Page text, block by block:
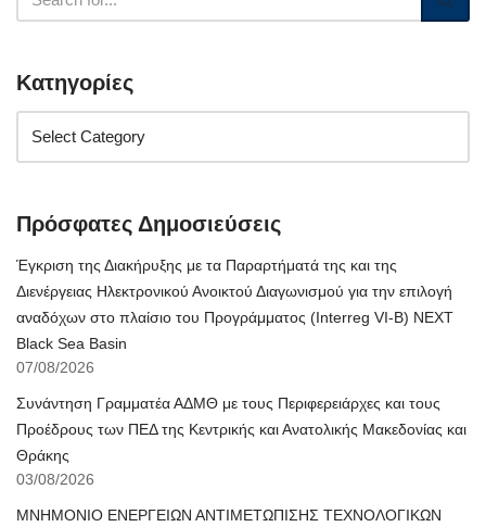
Κατηγορίες
Πρόσφατες Δημοσιεύσεις
Έγκριση της Διακήρυξης με τα Παραρτήματά της και της
Διενέργειας Ηλεκτρονικού Ανοικτού Διαγωνισμού για την επιλογή
αναδόχων στο πλαίσιο του Προγράμματος (Interreg VI-B) NEXT
Black Sea Basin
07/08/2026
Συνάντηση Γραμματέα ΑΔΜΘ με τους Περιφερειάρχες και τους
Προέδρους των ΠΕΔ της Κεντρικής και Ανατολικής Μακεδονίας και
Θράκης
03/08/2026
ΜΝΗΜΟΝΙΟ ΕΝΕΡΓΕΙΩΝ ΑΝΤΙΜΕΤΩΠΙΣΗΣ ΤΕΧΝΟΛΟΓΙΚΩΝ